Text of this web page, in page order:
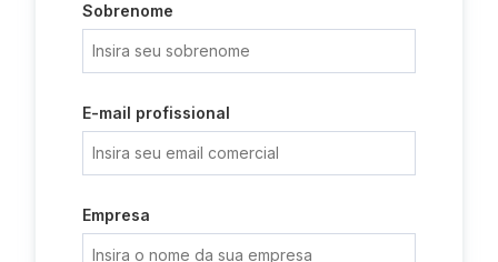
Sobrenome
E-mail profissional
Empresa